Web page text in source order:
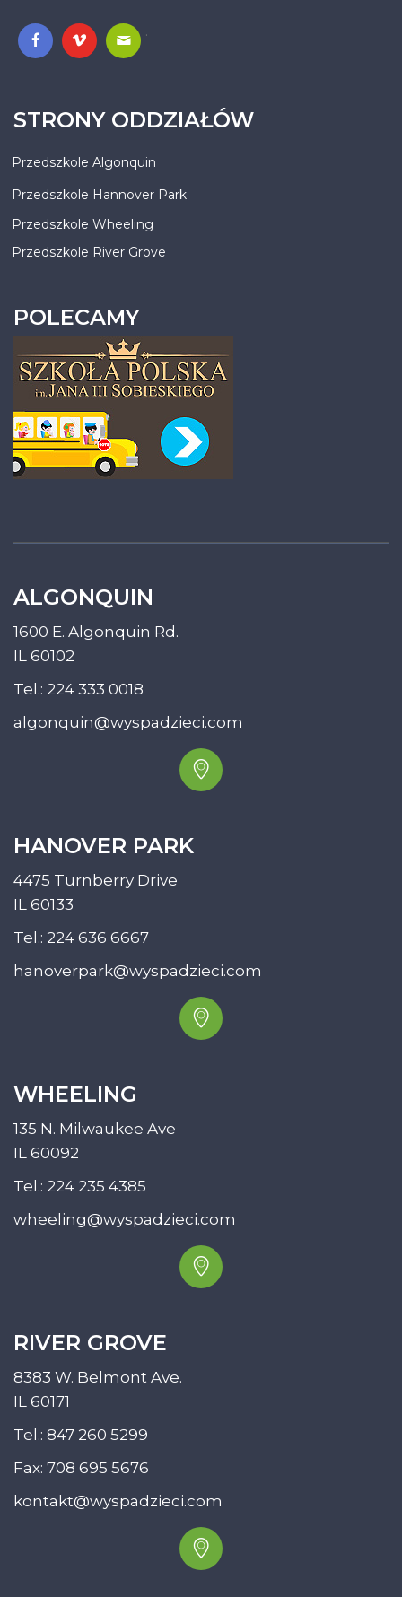
.
STRONY ODDZIAŁÓW
Przedszkole Algonquin
Przedszkole Hannover Park
Przedszkole Wheeling
Przedszkole River Grove
POLECAMY
ALGONQUIN
1600 E. Algonquin Rd.
IL 60102
Tel.: 224 333 0018
algonquin@wyspadzieci.com
HANOVER PARK
4475 Turnberry Drive
IL 60133
Tel.: 224 636 6667
hanoverpark@wyspadzieci.com
WHEELING
135 N. Milwaukee Ave
IL 60092
Tel.: 224 235 4385
wheeling@wyspadzieci.com
RIVER GROVE
8383 W. Belmont Ave.
IL 60171
Tel.: 847 260 5299
Fax: 708 695 5676
kontakt@wyspadzieci.com